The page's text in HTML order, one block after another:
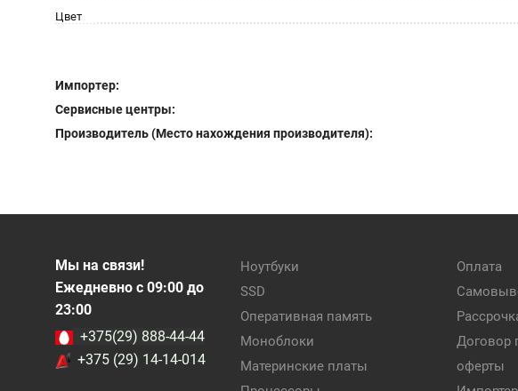
Цвет
Импортер:
Сервисные центры:
Производитель (Место нахождения производителя):
Мы на связи!
Ежедневно с 09:00 до
23:00
+375(29) 888-44-44
+375 (29) 14-14-014
Ноутбуки
SSD
Оперативная память
Моноблоки
Материнские платы
Оплата
Договор
оферты